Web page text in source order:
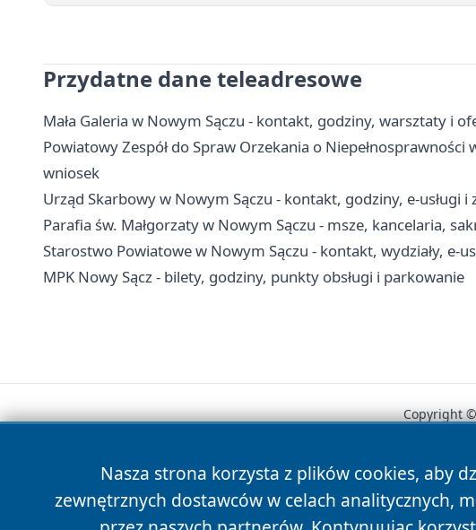
Przydatne dane teleadresowe
Mała Galeria w Nowym Sączu - kontakt, godziny, warsztaty i
Powiatowy Zespół do Spraw Orzekania o
wniosek
Urząd Skarbowy w Nowym Sączu - kontakt, godziny, e-usługi
Parafia św. Małgorzaty w Nowym Sączu - msze, kancelaria,
Starostwo Powiatowe w Nowym Sączu - kontakt, wydziały, e-
MPK Nowy Sącz - bilety, godziny, punkty obsługi i parkowanie
Nasza strona korzysta z plików cookies, aby
zewnętrznych dostawców w celach analitycznych,
Copyright
News